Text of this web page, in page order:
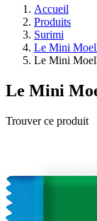
Accueil
Produits
Surimi
Le Mini
Le Mini
Le Mini
Trouver ce produit